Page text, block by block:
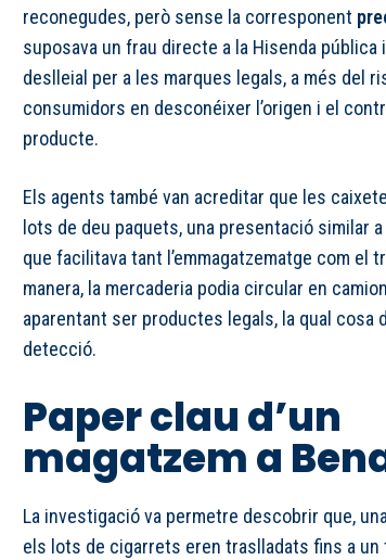
reconegudes, però sense la corresponent
suposava un frau directe a la Hisenda pública
deslleial per a les marques legals, a més del
consumidors en desconéixer l’origen i el
producte.
Els agents també van acreditar que les
lots de deu paquets, una presentació similar
que facilitava tant l’emmagatzematge com el
manera, la mercaderia podia circular en
aparentant ser productes legals, la qual cosa
detecció.
Paper clau d’un
magatzem a
La investigació va permetre descobrir que,
els lots de cigarrets eren traslladats fins a un